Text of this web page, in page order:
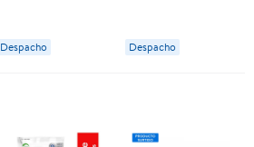
Despacho Despacho